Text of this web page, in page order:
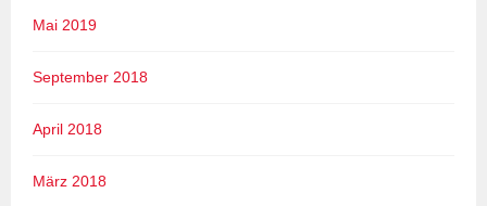
Mai 2019
September 2018
April 2018
März 2018